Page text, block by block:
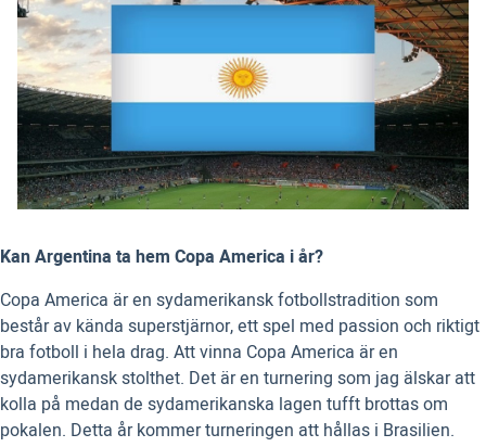
Kan Argentina ta hem Copa America i år?
Copa America är en sydamerikansk fotbollstradition som
består av kända superstjärnor, ett spel med passion och riktigt
bra fotboll i hela drag. Att vinna Copa America är en
sydamerikansk stolthet. Det är en turnering som jag älskar att
kolla på medan de sydamerikanska lagen tufft brottas om
pokalen. Detta år kommer turneringen att hållas i Brasilien.